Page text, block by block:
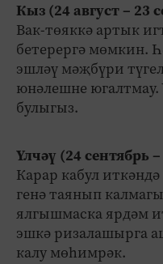
Кыз (24 август – 23
Вак-төяккә артык
бетерергә мөмкин.
эшләү мәҗбүри
юнәлешне югалтмау.
булыгыз.
Үлчәү (24 сентябрь
Карар кабул
генә таянып
ялгышмаска ярдәм
эшкә ризалашырга
калу мөһимрәк.